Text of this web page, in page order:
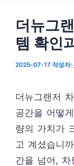
더뉴그
템 확인
2025-07-17 작성자:
더뉴그랜저
공간을 어떻
량의 가치가
고 계셨습니
간을 넘어, 차